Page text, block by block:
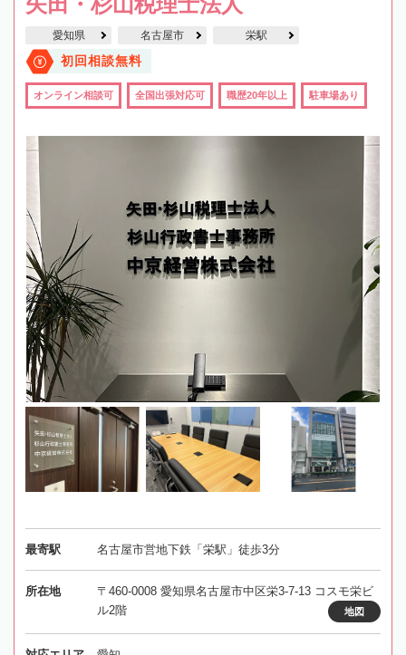
愛知県 名古屋市 栄駅
初回相談無料
オンライン相談可 全国出張対応可 職歴20年以上 駐車場あり
最寄駅 名古屋市営地下鉄「栄駅」徒歩3分
所在地
〒460-0008 愛知県名古屋市中区栄3-7-13 コスモ栄ビ
ル2階
地図